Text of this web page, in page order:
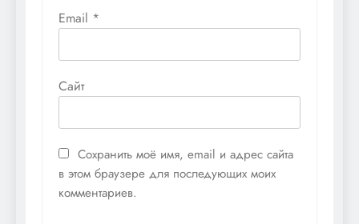
Email *
Сайт
Сохранить моё имя, email и адрес сайта
в этом браузере для последующих моих
комментариев.